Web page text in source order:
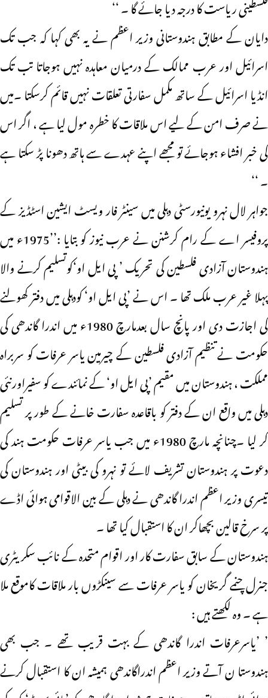
فلسطینی ریاست کا درجہ دیا جائے گا ۔ ‘‘
دایان کے مطابق ہندوستانی وزیر اعظم نے یہ بھی کہا کہ جب تک
اسرائیل اور عرب ممالک کے درمیان معاہدہ نہیں ہوجاتا تب تک
انڈیا اسرائیل کے ساتھ مکمل سفارتی تعلقات نہیں قائم کرسکتا ۔میں
نے صرف امن کے لیے اس ملاقات کا خطرہ مول لیا ہے ، اگر اس
کی خبر افشاء ہوجائے تو مجھے اپنے عہدے سے ہاتھ دھونا پڑ سکتا ہے
۔ ‘‘
جواہر لال نہرو یونیورسٹی دہلی میں سینٹر فار ویسٹ ایشین اسٹڈیز کے
پروفیسر اے کے رام کرشنن نے عرب نیوز کو بتایا :’’1975ء میں
ہندوستان آزادی فلسطین کی تحریک ’ پی ایل او‘کوتسلیم کرنے والا
پہلا غیر عرب ملک تھا ۔ اس نے ’پی ایل او‘ کودہلی میں دفتر کھولنے
کی اجازت دی اور پانچ سال بعدمارچ 1980ء میں اندرا گاندھی کی
حکومت نے تنظیم آزادی فلسطین کے چیرمین یاسر عرفات کو سربراہ
مملکت ، ہندوستان میں مقیم ’پی ایل او‘ کے نمائندے کو سفیراورنئی
دہلی میں واقع ان کے دفتر کو باقاعدہ سفارت خانے کے طور پر تسلیم
کر لیا ۔چنانچہ مارچ 1980ء میں جب یاسر عرفات حکومت ہند کی
دعوت پر ہندوستان تشریف لائے تو نہرو کی بیٹی اور ہندوستان کی
تیسری وزیر اعظم اندرا گاندھی نے دہلی کے بین الاقوامی ہوائی اڈے
پر سرخ قالین بچھاکر ان کا استقبال کیا تھا ۔
ہندوستان کے سابق سفارت کار اور اقوام متحدہ کے نائب سکریٹری
جنرل چنمے گریخان کو یاسر عرفات سے سینکڑوں بار ملاقات کاموقع ملا
ہے ۔ وہ لکھتے ہیں :
’ ’یاسرعرفات اندرا گاندھی کے بہت قریب تھے ۔ جب بھی
ہندوستا ن آتے وزیر اعظم اندراگاندھی ہمیشہ ان کا استقبال کرنے